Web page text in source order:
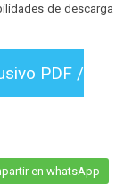
de descarga
PDF /
en whatsApp